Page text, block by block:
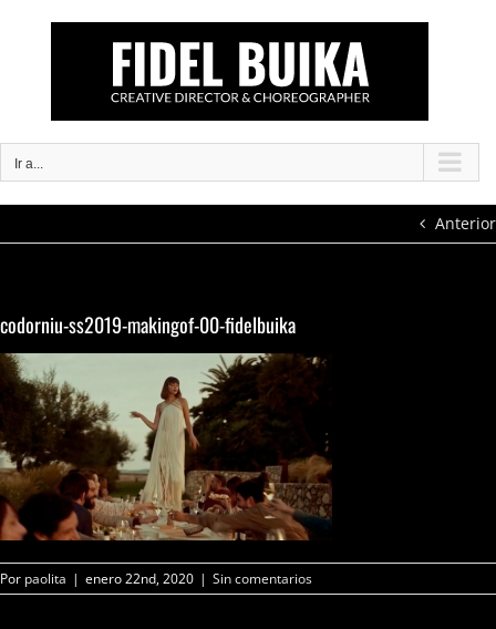
Ir a...
Anterior
codorniu-ss2019-makingof-00-fidelbuika
Por paolita | enero 22nd, 2020 | Sin comentarios